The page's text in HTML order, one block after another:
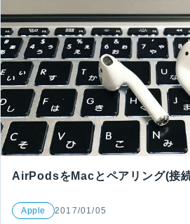
AirPodsをMacとペアリング(接
Apple 2017/01/05